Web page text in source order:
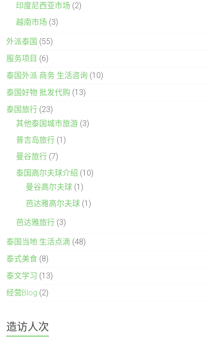
印度尼西亚市场 (2)
越南市场 (3)
外派泰国 (55)
服务项目 (6)
泰国外派 商务 生活咨询 (10)
泰国好物 批发代购 (13)
泰国旅行 (23)
其他泰国城市旅游 (3)
普吉岛旅行 (1)
曼谷旅行 (7)
泰国高尔夫球介绍 (10)
曼谷高尔夫球 (1)
芭达雅高尔夫球 (1)
芭达雅旅行 (3)
泰国当地 生活点滴 (48)
泰式美食 (8)
泰文学习 (13)
经营Blog (2)
造访人次